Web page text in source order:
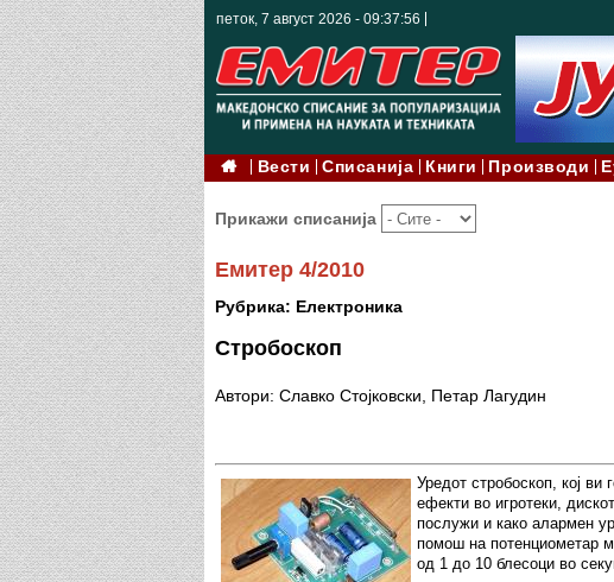
петок, 7 август 2026 - 09:37:57
Вести Списанија Книги Производи
Прикажи списанија
Емитер 4/2010
Рубрика: Електроника
Стробоскоп
Автори: Славко Стојковски, Петар Лагудин
Уредот стробоскоп, кој ви
ефекти во игротеки,
послужи и како алармен
помош на потенциометар
од 1 до 10 блесоци во